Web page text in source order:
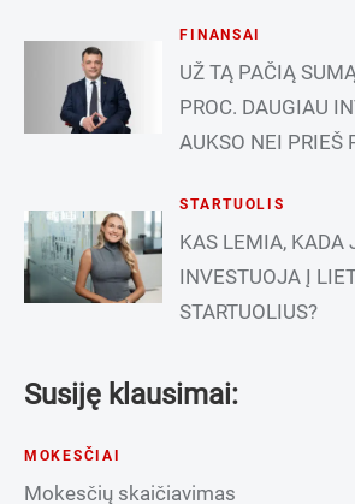
FINANSAI
UŽ TĄ PAČIĄ
PROC. DAUGIAU
AUKSO NEI PRIEŠ
STARTUOLIS
KAS LEMIA, KADA
INVESTUOJA Į
STARTUOLIUS?
Susiję klausimai:
MOKESČIAI
Mokesčių skaičiavimas